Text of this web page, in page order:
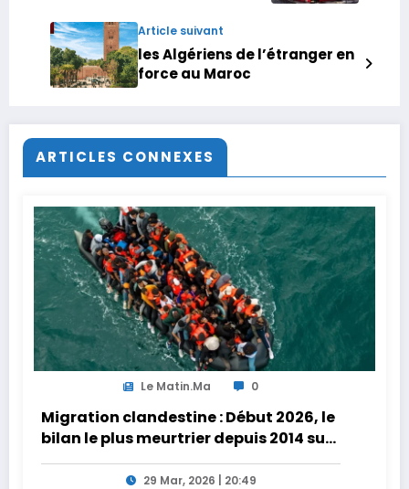
Article suivant
les Algériens de l’étranger en
force au Maroc
ARTICLES CONNEXES
Le Matin.ma 0
Migration clandestine : Début 2026, le
bilan le plus meurtrier depuis 2014 sur
les côtes de l’Afrique du Nord
29 Mar, 2026 | 20:49